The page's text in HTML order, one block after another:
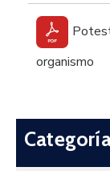
organismo